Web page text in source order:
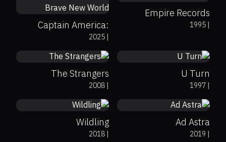
Empire Records
|
1995
Captain America:
Brave New World|
2025
6.7
U Turn
|
1997
6.2
48%
47%
The Strangers
|
2008
6.6
84%
Ad Astra
|
2019
5.5
70%
58%
Wildling
|
2018
6.7
67%
8.9